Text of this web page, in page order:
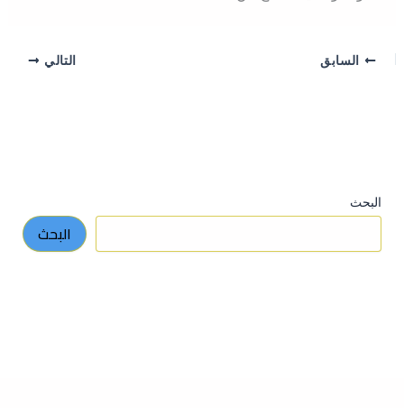
السابق التالي
البحث
البحث